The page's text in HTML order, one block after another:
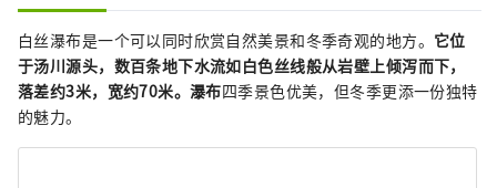
白丝瀑布是一个可以同时欣赏自然美景和冬季奇观的地方。 它位
于汤川源头，数百条地下水流如白色丝线般从岩壁上倾泻而下，
落差约3米，宽约70米。瀑布四季景色优美，但冬季更添一份独特
的魅力。